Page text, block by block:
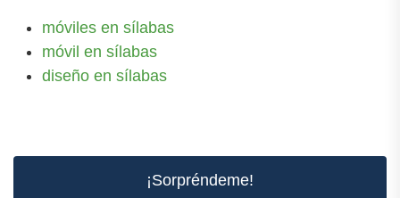
móviles en sílabas
móvil en sílabas
diseño en sílabas
¡Sorpréndeme!